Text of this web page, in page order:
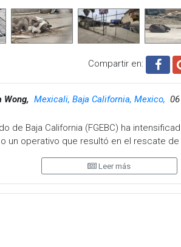
Compartir en:
Wong, Mexicali, Baja California, Mexico,
de Baja California (FGEBC) ha
un operativo que resultó en el rescate
atendiendo a solicitudes de la comunidad,
ubicado en la esquina de Blvd.
Leer más